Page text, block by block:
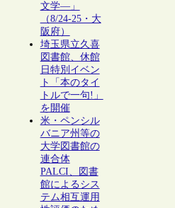
文学―」
（8/24-25・大
阪府）
埼玉県立久喜
図書館、休館
日特別イベン
ト「本のタイ
トルで一句!」
を開催
米・ペンシル
バニア州等の
大学図書館の
連合体
PALCI、図書
館によるシス
テム相互運用